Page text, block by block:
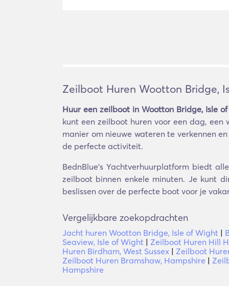
Zeilboot Huren Wootton Bridge,
Huur een zeilboot in Wootton Bridge, Isle
kunt een zeilboot huren voor een dag, een
manier om nieuwe wateren te verkennen
de perfecte activiteit.
BednBlue's Yachtverhuurplatform biedt
zeilboot binnen enkele minuten. Je kunt
beslissen over de perfecte boot voor je
Vergelijkbare zoekopdrachten
Jacht huren Wootton Bridge, Isle of Wight |
Seaview, Isle of Wight | Zeilboot Huren Hill
Huren Birdham, West Sussex | Zeilboot
Zeilboot Huren Bramshaw, Hampshire |
Hampshire